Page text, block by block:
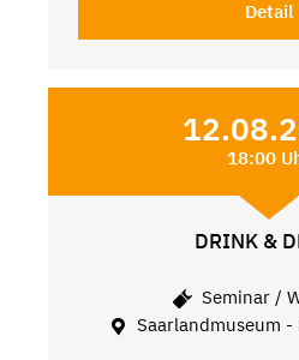
Detail
18:00
DRINK &
Seminar /
Saarlandmuseum -